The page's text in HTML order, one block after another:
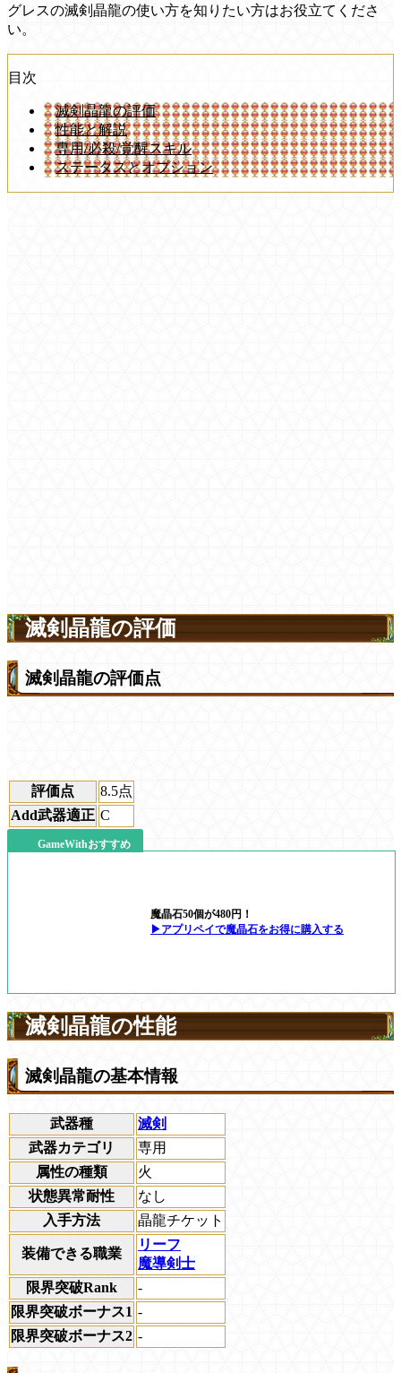
グレスの滅剣晶龍の使い方を知りたい方はお役立てくださ
い。
目次
滅剣晶龍の評価
性能と解説
専用/必殺/覚醒スキル
ステータスとオプション
滅剣晶龍の評価
滅剣晶龍の評価点
評価点 8.5点
Add武器適正 C
GameWithおすすめ
魔晶石50個が480円！
▶アプリペイで魔晶石をお得に購入する
滅剣晶龍の性能
滅剣晶龍の基本情報
武器種
滅剣
武器カテゴリ
専用
属性の種類
火
状態異常耐性
なし
入手方法
晶龍チケット
装備できる職業
リーフ
魔導剣士
限界突破Rank
-
限界突破ボーナス1 -
限界突破ボーナス2 -